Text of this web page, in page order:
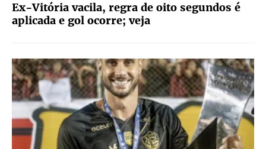
Ex-Vitória vacila, regra de oito segundos é
aplicada e gol ocorre; veja